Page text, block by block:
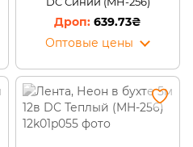
639.73₴
Оптовые цены